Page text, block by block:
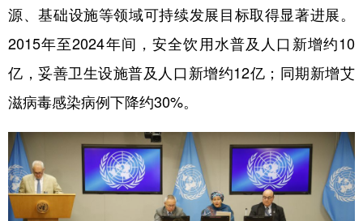
食品 人居 信息化 数字经济
学术中国 乡村振兴 银龄 溯源中国
一带一路 亚太网 上市公司
文化产业
源、基础设施等领域可持续发展目标取得显著进展。
2015年至2024年间，安全饮用水普及人口新增约10
亿，妥善卫生设施普及人口新增约12亿；同期新增艾
滋病毒感染病例下降约30%。